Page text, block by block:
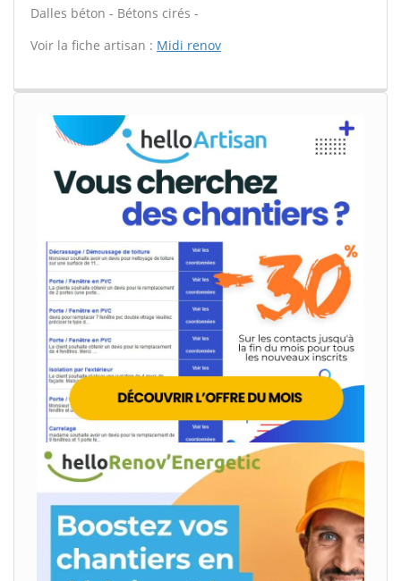
Dalles béton - Bétons cirés -
Voir la fiche artisan : Midi renov